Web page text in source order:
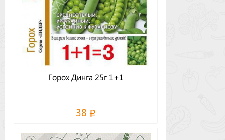
Горох Динга 25г 1+1
38